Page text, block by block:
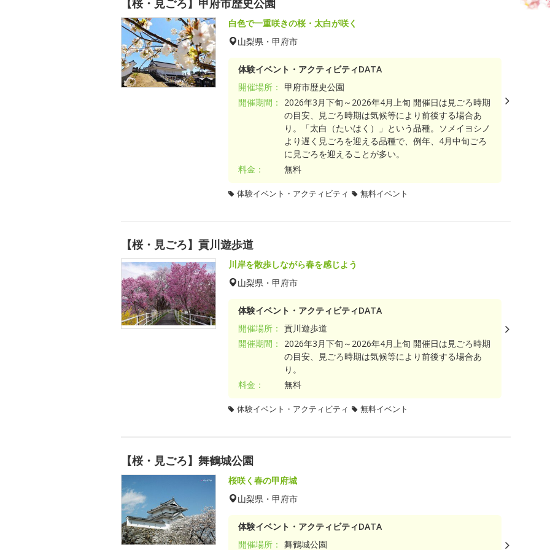
白色で一重咲きの桜・太白が咲く
山梨県・甲府市
体験イベント・アクティビティDATA
開催場所：
甲府市歴史公園
開催期間：
2026年3月下旬～2026年4月上旬 開催日は見ごろ時期
の目安、見ごろ時期は気候等により前後する場合あ
り。「太白（たいはく）」という品種。ソメイヨシノ
より遅く見ごろを迎える品種で、例年、4月中旬ごろ
に見ごろを迎えることが多い。
料金：
無料
体験イベント・アクティビティ 無料イベント
【桜・見ごろ】貢川遊歩道
川岸を散歩しながら春を感じよう
山梨県・甲府市
体験イベント・アクティビティDATA
開催場所： 貢川遊歩道
開催期間：
2026年3月下旬～2026年4月上旬 開催日は見ごろ時期
の目安、見ごろ時期は気候等により前後する場合あ
り。
料金：
無料
体験イベント・アクティビティ 無料イベント
【桜・見ごろ】舞鶴城公園
桜咲く春の甲府城
山梨県・甲府市
体験イベント・アクティビティDATA
開催場所： 舞鶴城公園